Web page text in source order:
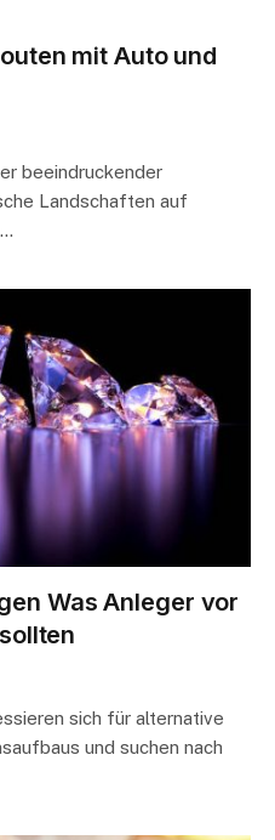
mit Auto und
beeindruckender
Landschaften auf
Was Anleger vor
sich für alternative
und suchen nach